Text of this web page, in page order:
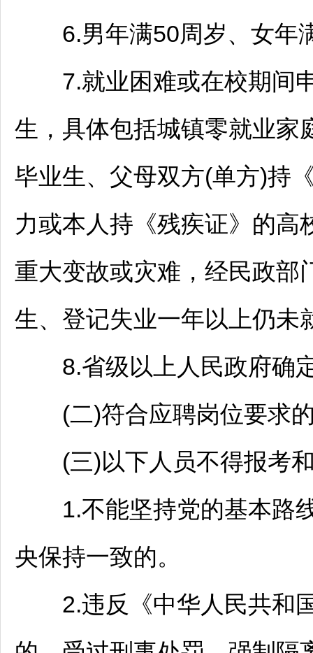
6.男年满50周岁、女年
7.就业困难或在校期间申
生，具体包括城镇零就业家
毕业生、父母双方(单方)持
力或本人持《残疾证》的高
重大变故或灾难，经民政部
生、登记失业一年以上仍未
8.省级以上人民政府确
(二)符合应聘岗位要求的
(三)以下人员不得报考
1.不能坚持党的基本路线
央保持一致的。
2.违反《中华人民共和国